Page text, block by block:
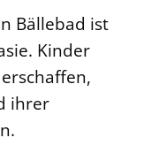
Bällebad ist
Kinder
ihrer